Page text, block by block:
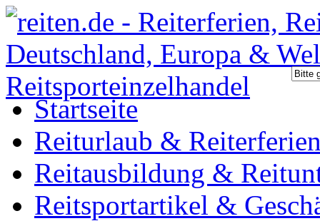
Startseite
Reiturlaub &
Reitausbildung &
Reitsportartikel &